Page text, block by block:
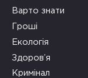
Варто знати
Гроші
Екологія
Здоров’я
Кримінал